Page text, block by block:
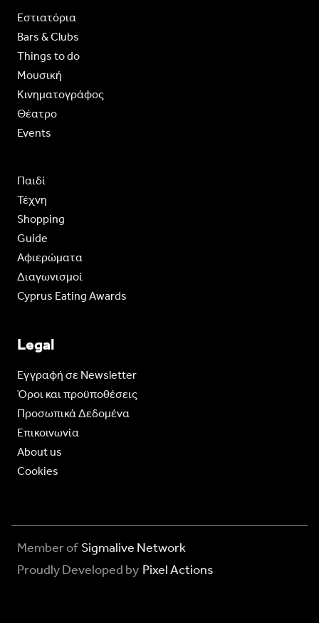
Εστιατόρια
Bars & Clubs
Things to do
Moυσική
Κινηματογράφος
Θέατρο
Events
Παιδί
Τέχνη
Shopping
Guide
Aφιερώματα
Διαγωνισμοί
Cyprus Eating Awards
Legal
Eγγραφή σε Newsletter
Όροι και προϋποθέσεις
Προσωπικά Δεδομένα
Επικοινωνία
About us
Cookies
Member of Sigmalive Network
Proudly Developed by Pixel Actions